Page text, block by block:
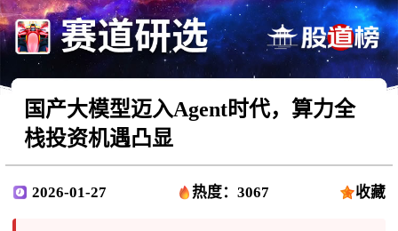
国产大模型迈入Agent时代，算力全
栈投资机遇凸显
2026-01-27 热度：3067 收藏